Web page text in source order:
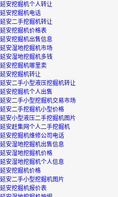
延安挖掘机个人转让
延安挖掘机电话
延安二手挖掘机转让
延安挖掘机价格表
延安挖掘机出售信息
延安湿地挖掘机市场
延安湿地挖掘机多钱
延安挖掘机哪里卖
延安挖掘机转让
延安二手小型液压挖掘机转让
延安挖掘机个人出售
延安二手小型挖掘机交易市场
延安二手挖掘机小型价格
延安小型液压二手挖掘机图片
延安赶集网个人二手挖掘机
延安挖掘机维修公司电话
延安湿地挖掘机出售信息
延安湿地挖掘机价格
延安湿地挖掘机个人信息
延安挖掘机价格
延安二手小型挖掘机图片
延安挖掘机报价表